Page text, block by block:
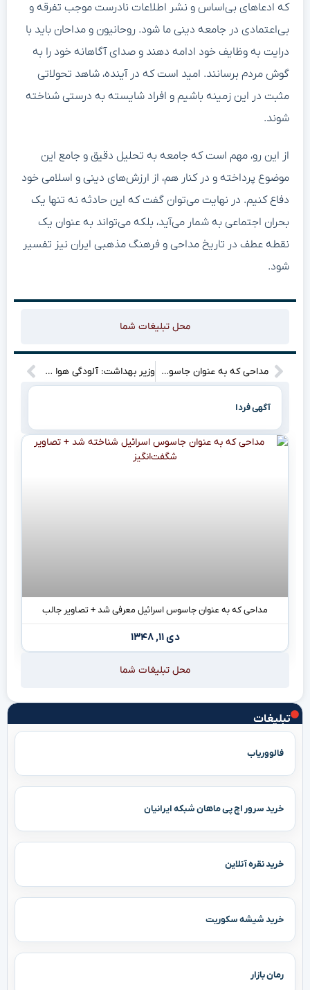
تبلیغات
فالووریاب
خرید سرور اچ پی ماهان شبکه ایرانیان
خرید نقره آنلاین
خرید شیشه سکوریت
رمان بازار
که ادعاهای بی‌اساس و نشر اطلاعات نادرست موجب تفرقه و
بی‌اعتمادی در جامعه دینی ما شود. روحانیون و مداحان باید با
درایت به وظایف خود ادامه دهند و صدای آگاهانه خود را به
گوش مردم برسانند. امید است که در آینده، شاهد تحولاتی
مثبت در این زمینه باشیم و افراد شایسته به درستی شناخته
شوند.
از این رو، مهم است که جامعه به تحلیل دقیق و جامع این
موضوع پرداخته و در کنار هم، از ارزش‌های دینی و اسلامی خود
دفاع کنیم. در نهایت می‌توان گفت که این حادثه نه تنها یک
بحران اجتماعی به شمار می‌آید، بلکه می‌تواند به عنوان یک
نقطه عطف در تاریخ مداحی و فرهنگ مذهبی ایران نیز تفسیر
شود.
محل تبلیغات شما
مداحی که به عنوان جاسوس اسرائیل شناخته شد + عکسی جنجالی وزیر بهداشت: آلودگی هوا هر سال جان ۵۰ هزار ایرانی را می‌گیرد – بیایید به این موضوع مهم توجه کنیم!
آگهی فردا
مداحی که به عنوان جاسوس اسرائیل معرفی شد + تصاویر جالب
دی ۱۱, ۱۳۴۸
محل تبلیغات شما